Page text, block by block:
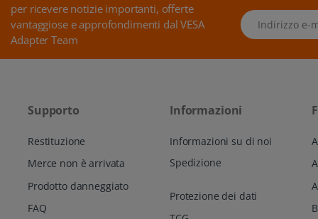
per ricevere notizie importanti, offerte
vantaggiose e approfondimenti dal VESA
Adapter Team
Indirizzo e-mail
Supporto
Restituzione
Merce non è arrivata
Prodotto danneggiato
FAQ
Informazioni
Informazioni su di noi
Spedizione
Protezione dei dati